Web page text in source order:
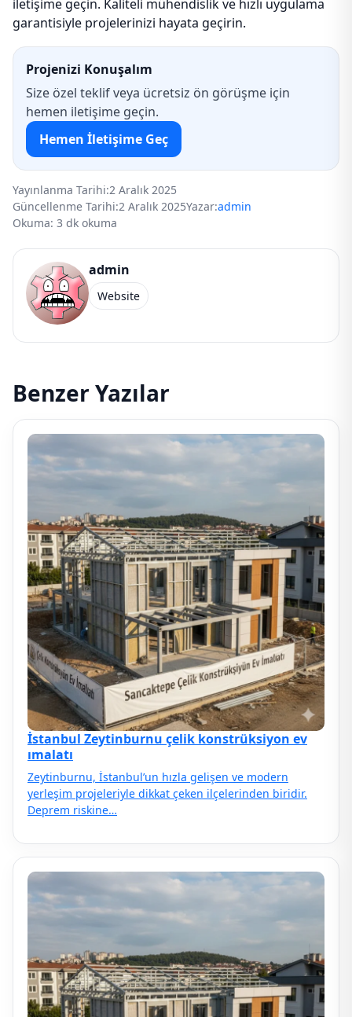
iletişime geçin. Kaliteli mühendislik ve hızlı uygulama
garantisiyle projelerinizi hayata geçirin.
Projenizi Konuşalım
Size özel teklif veya ücretsiz ön görüşme için
hemen iletişime geçin.
Hemen İletişime Geç
Yayınlanma Tarihi:2 Aralık 2025
Güncellenme Tarihi:2 Aralık 2025Yazar:admin
Okuma: 3 dk okuma
admin
Website
Benzer Yazılar
İstanbul Zeytinburnu çelik konstrüksiyon ev
ımalatı
Zeytinburnu, İstanbul’un hızla gelişen ve modern
yerleşim projeleriyle dikkat çeken ilçelerinden biridir.
Deprem riskine…